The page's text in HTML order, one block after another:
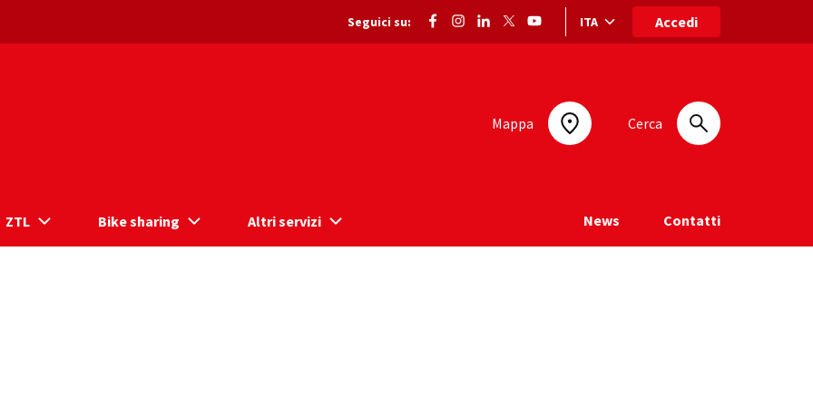
Seguici su: Selezione lingua: lingua selezionata
ITA Accedi
Mappa Cerca
ZTL Bike sharing Altri servizi News Contatti